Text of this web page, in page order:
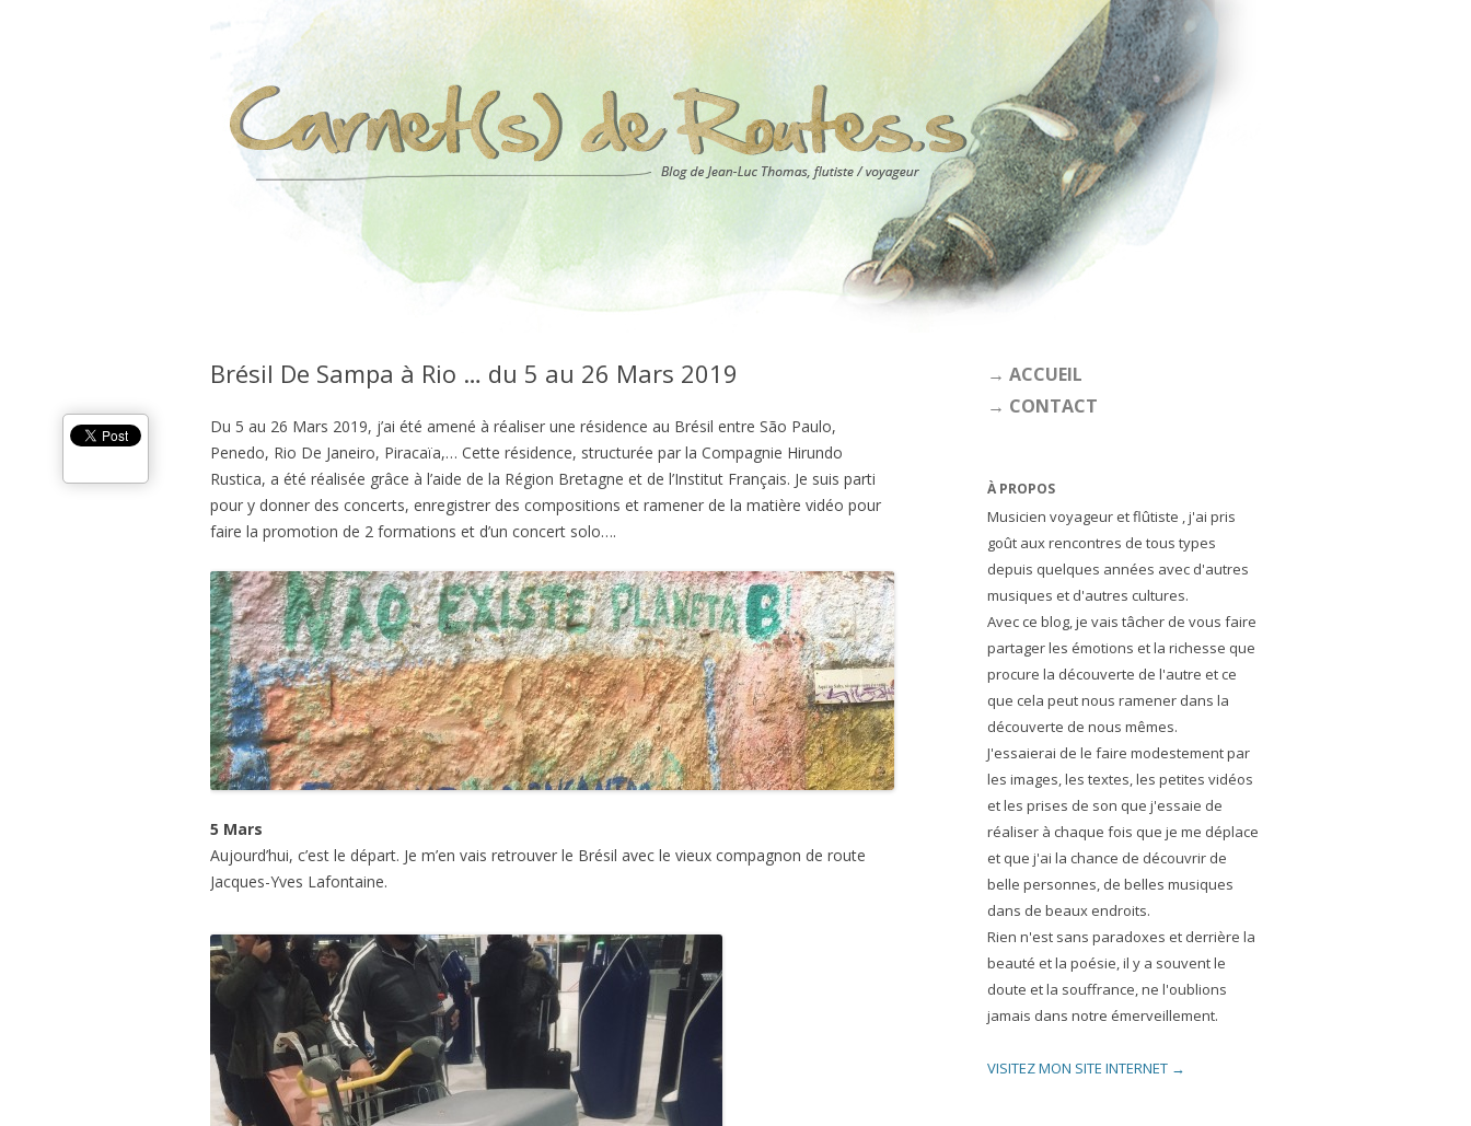
Brésil De Sampa à Rio … du 5 au 26 Mars 2019
Du 5 au 26 Mars 2019, j’ai été amené à réaliser une résidence au Brésil entre São Paulo,
Penedo, Rio De Janeiro, Piracaïa,… Cette résidence, structurée par la Compagnie Hirundo
Rustica, a été réalisée grâce à l’aide de la Région Bretagne et de l’Institut Français. Je suis parti
pour y donner des concerts, enregistrer des compositions et ramener de la matière vidéo pour
faire la promotion de 2 formations et d’un concert solo….
5 Mars
Aujourd’hui, c’est le départ. Je m’en vais retrouver le Brésil avec le vieux compagnon de route
Jacques-Yves Lafontaine.
→ ACCUEIL
→ CONTACT
À PROPOS
Musicien voyageur et flûtiste , j'ai pris
goût aux rencontres de tous types
depuis quelques années avec d'autres
musiques et d'autres cultures.
Avec ce blog, je vais tâcher de vous faire
partager les émotions et la richesse que
procure la découverte de l'autre et ce
que cela peut nous ramener dans la
découverte de nous mêmes.
J'essaierai de le faire modestement par
les images, les textes, les petites vidéos
et les prises de son que j'essaie de
réaliser à chaque fois que je me déplace
et que j'ai la chance de découvrir de
belle personnes, de belles musiques
dans de beaux endroits.
Rien n'est sans paradoxes et derrière la
beauté et la poésie, il y a souvent le
doute et la souffrance, ne l'oublions
jamais dans notre émerveillement.
VISITEZ MON SITE INTERNET →